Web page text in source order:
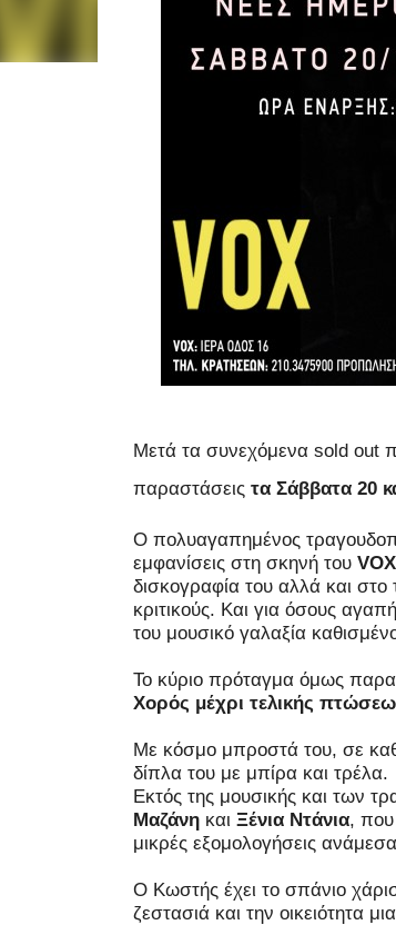
Μετά τα συνεχόμενα sold out
παραστάσεις τα Σάββατα 20
Ο πολυαγαπημένος
εμφανίσεις στη σκηνή του VOX
δισκογραφία του αλλά και στο
κριτικούς. Και για όσους
του μουσικό γαλαξία
Το κύριο πρόταγμα όμως
Χορός μέχρι τελικής
Με κόσμο μπροστά του, σε
δίπλα του με μπίρα και τρέλα.
Εκτός της μουσικής και των
Μαζάνηκαι Ξένια Ντάνια, που
μικρές εξομολογήσεις
Ο Κωστής έχει το σπάνιο
ζεστασιά και την οικειότητα